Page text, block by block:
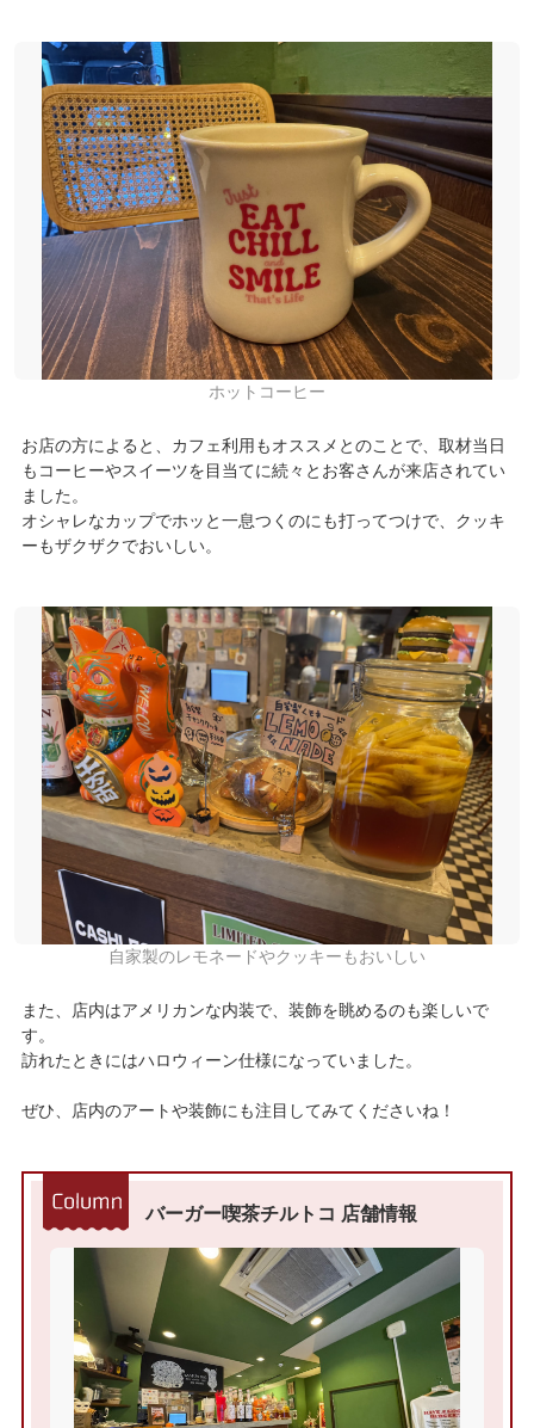
ホットコーヒー
お店の方によると、カフェ利用もオススメとのことで、取材当日
もコーヒーやスイーツを目当てに続々とお客さんが来店されてい
ました。
オシャレなカップでホッと一息つくのにも打ってつけで、クッキ
ーもザクザクでおいしい。
自家製のレモネードやクッキーもおいしい
また、店内はアメリカンな内装で、装飾を眺めるのも楽しいで
す。
訪れたときにはハロウィーン仕様になっていました。
ぜひ、店内のアートや装飾にも注目してみてくださいね！
バーガー喫茶チルトコ 店舗情報